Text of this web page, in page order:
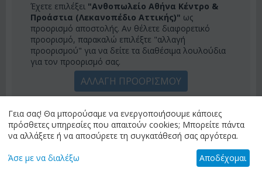
Έχετε επιλέξει "Ανθοπωλείο Αθήνα Κέντρο &
Προάστια (Λεκανοπέδιο Αττικής)" ως
προορισμό αποστολής. Αν θέλετε διαφορετικό
προορισμό, παρακαλώ επιλέξτε "αλλαγή
προορισμού" για να δείτε τα διαθέσιμα λουλούδια
για τον προορισμό σας.
ΑΛΛΑΓΗ ΠΡΟΟΡΙΣΜΟΥ
ΚΑΤΗΓΟΡΙΕΣ
Γεια σας! Θα μπορούσαμε να ενεργοποιήσουμε κάποιες
πρόσθετες υπηρεσίες που απαιτούν cookies; Μπορείτε πάντα
να αλλάξετε ή να αποσύρετε τη συγκατάθεσή σας αργότερα.
Άσε με να διαλέξω Αποδέχομαι